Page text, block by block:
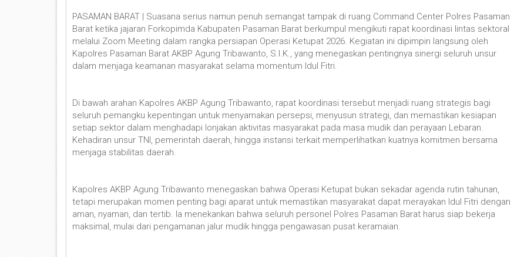
PASAMAN BARAT | Suasana serius namun penuh semangat tampak di ruang Command Center Polres Pasaman
Barat ketika jajaran Forkopimda Kabupaten Pasaman Barat berkumpul mengikuti rapat koordinasi lintas sektoral
melalui Zoom Meeting dalam rangka persiapan Operasi Ketupat 2026. Kegiatan ini dipimpin langsung oleh
Kapolres Pasaman Barat AKBP Agung Tribawanto, S.I.K., yang menegaskan pentingnya sinergi seluruh unsur
dalam menjaga keamanan masyarakat selama momentum Idul Fitri.
Di bawah arahan Kapolres AKBP Agung Tribawanto, rapat koordinasi tersebut menjadi ruang strategis bagi
seluruh pemangku kepentingan untuk menyamakan persepsi, menyusun strategi, dan memastikan kesiapan
setiap sektor dalam menghadapi lonjakan aktivitas masyarakat pada masa mudik dan perayaan Lebaran.
Kehadiran unsur TNI, pemerintah daerah, hingga instansi terkait memperlihatkan kuatnya komitmen bersama
menjaga stabilitas daerah.
Kapolres AKBP Agung Tribawanto menegaskan bahwa Operasi Ketupat bukan sekadar agenda rutin tahunan,
tetapi merupakan momen penting bagi aparat untuk memastikan masyarakat dapat merayakan Idul Fitri dengan
aman, nyaman, dan tertib. Ia menekankan bahwa seluruh personel Polres Pasaman Barat harus siap bekerja
maksimal, mulai dari pengamanan jalur mudik hingga pengawasan pusat keramaian.